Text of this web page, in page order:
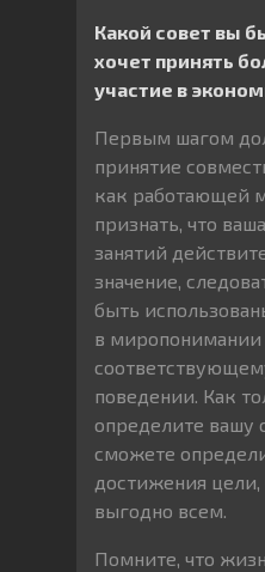
Какой совет вы
хочет принять
участие в
Первым шагом
принятие
как работающей
признать, что
занятий
значение,
быть
в миропонимании
поведении. Как
определите вашу
сможете
достижения цели,
выгодно всем.
Помните, что